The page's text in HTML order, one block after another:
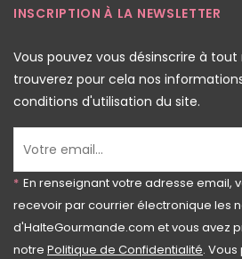
INSCRIPTION À LA NEWSLETTER
Vous pouvez vous désinscrire à
trouverez pour cela nos
conditions d'utilisation du site.
* En renseignant votre adresse email,
recevoir par courrier électronique les
d'HalteGourmande.com et vous avez
notre Politique de Confidentialité.